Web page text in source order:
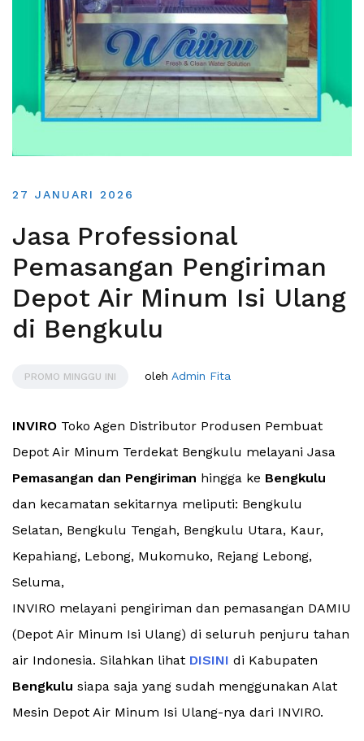
27 JANUARI 2026
Jasa Professional
Pemasangan Pengiriman
Depot Air Minum Isi Ulang
di Bengkulu
PROMO MINGGU INI oleh Admin Fita
INVIRO Toko Agen Distributor Produsen Pembuat
Depot Air Minum Terdekat Bengkulu melayani Jasa
Pemasangan dan Pengiriman hingga ke Bengkulu
dan kecamatan sekitarnya meliputi: Bengkulu
Selatan, Bengkulu Tengah, Bengkulu Utara, Kaur,
Kepahiang, Lebong, Mukomuko, Rejang Lebong,
Seluma,
INVIRO melayani pengiriman dan pemasangan DAMIU
(Depot Air Minum Isi Ulang) di seluruh penjuru tahan
air Indonesia. Silahkan lihat DISINI di Kabupaten
Bengkulu siapa saja yang sudah menggunakan Alat
Mesin Depot Air Minum Isi Ulang-nya dari INVIRO.